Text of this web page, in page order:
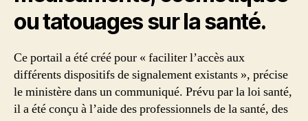
ou tatouages sur la santé.
Ce portail a été créé pour « faciliter l’accès aux
différents dispositifs de signalement existants », précise
le ministère dans un communiqué. Prévu par la loi santé,
il a été conçu à l’aide des professionnels de la santé, des